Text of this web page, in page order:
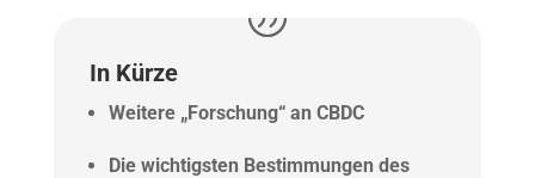
In Kürze
Weitere „Forschung“ an CBDC
Die wichtigsten Bestimmungen des